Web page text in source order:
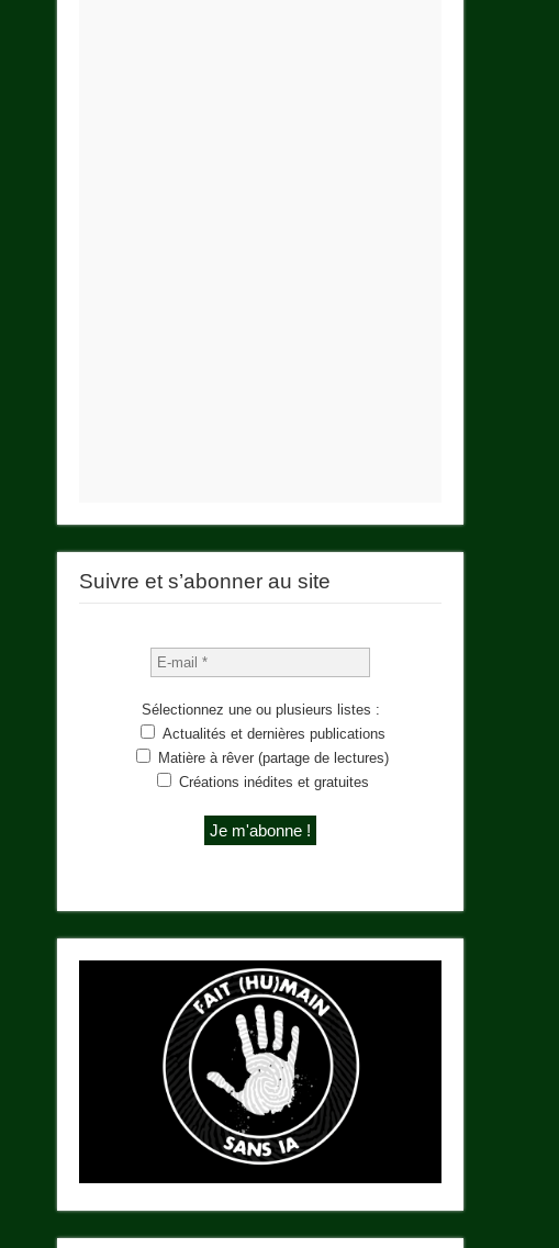
Suivre et s’abonner au site
Sélectionnez une ou plusieurs listes :
Actualités et dernières publications
Matière à rêver (partage de lectures)
Créations inédites et gratuites